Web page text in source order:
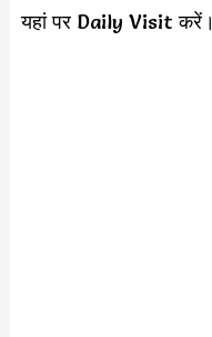
यहां पर Daily Visit करें।